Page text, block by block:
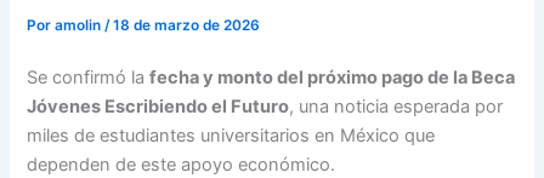
Poramolin/18 de marzo de 2026
Se confirmó lafecha y monto del próximo pago de la Beca
Jóvenes Escribiendo el Futuro, una noticia esperada por
miles de estudiantes universitarios en México que
dependen de este apoyo económico.